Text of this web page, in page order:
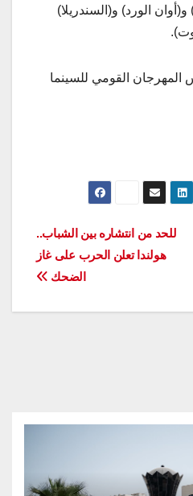
الورد) و(السندريلا)
المهرجان القومي للسينما
للحد من انتشاره بين الشباب..
هولندا تعلن الحرب على غاز
الضحك